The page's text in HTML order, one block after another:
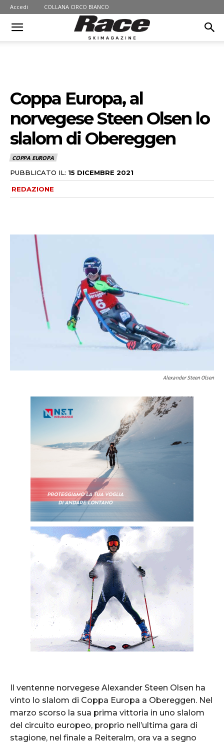
Accedi COLLANA CIRCO BIANCO
Coppa Europa, al
norvegese Steen Olsen lo
slalom di Obereggen
COPPA EUROPA
PUBBLICATO IL: 15 DICEMBRE 2021
REDAZIONE
Alexander Steen Olsen
Il ventenne norvegese Alexander Steen Olsen ha
vinto lo slalom di Coppa Europa a Obereggen. Nel
marzo scorso la sua prima vittoria in uno slalom
del circuito europeo, proprio nell’ultima gara di
stagione, nel finale a Reiteralm, ora va a segno